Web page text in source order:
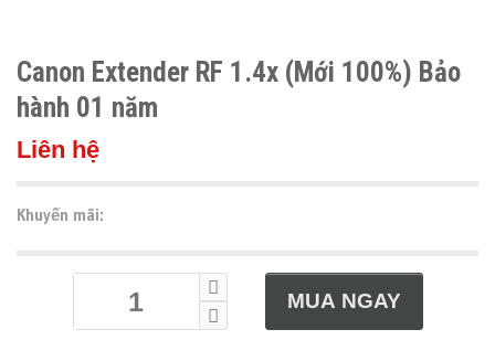
Canon Extender RF 1.4x (Mới 100%) Bảo
hành 01 năm
Liên hệ
Khuyến mãi: